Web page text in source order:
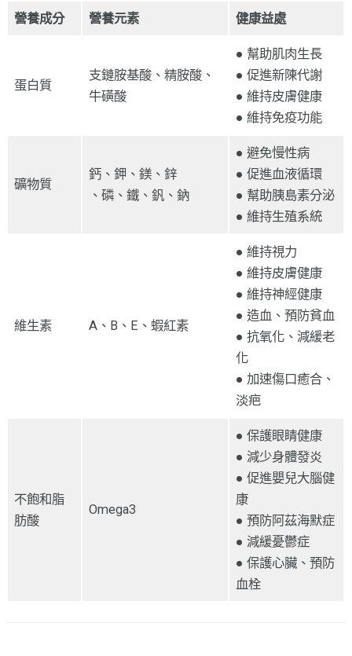
營養成分 營養元素 健康益處
蛋白質
支鏈胺基酸、精胺酸、
牛磺酸
● 幫助肌肉生長
● 促進新陳代謝
● 維持皮膚健康
● 維持免疫功能
礦物質
鈣、鉀、鎂、鋅
、磷、鐵、釩、鈉
● 避免慢性病
● 促進血液循環
● 幫助胰島素分泌
● 維持生殖系統
維生素 A、B、E、蝦紅素
● 維持視力
● 維持皮膚健康
● 維持神經健康
● 造血、預防貧血
● 抗氧化、減緩老
化
● 加速傷口癒合、
淡疤
不飽和脂
肪酸
Omega3
● 保護眼睛健康
● 減少身體發炎
● 促進嬰兒大腦健
康
● 預防阿茲海默症
● 減緩憂鬱症
● 保護心臟、預防
血栓